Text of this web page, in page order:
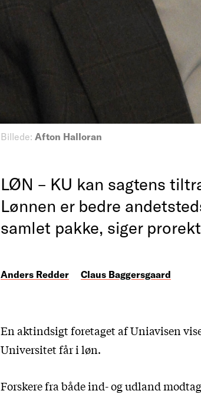
Billede: Afton Halloran
LØN – KU kan sagtens
Lønnen er bedre
samlet pakke, siger
Anders Redder Claus Baggersgaard
En aktindsigt foretaget af Uniavisen
Universitet får i løn.
Forskere fra både ind- og udland